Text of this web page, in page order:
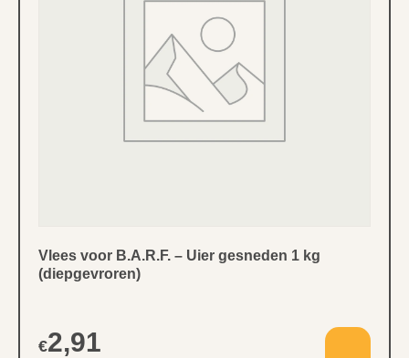
Vlees voor B.A.R.F. – Uier gesneden 1 kg
(diepgevroren)
€2,91